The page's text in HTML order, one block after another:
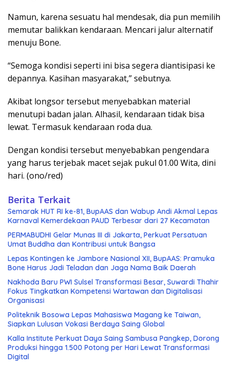
Namun, karena sesuatu hal mendesak, dia pun memilih
memutar balikkan kendaraan. Mencari jalur alternatif
menuju Bone.
“Semoga kondisi seperti ini bisa segera diantisipasi ke
depannya. Kasihan masyarakat,” sebutnya.
Akibat longsor tersebut menyebabkan material
menutupi badan jalan. Alhasil, kendaraan tidak bisa
lewat. Termasuk kendaraan roda dua.
Dengan kondisi tersebut menyebabkan pengendara
yang harus terjebak macet sejak pukul 01.00 Wita, dini
hari. (ono/red)
Berita Terkait
Semarak HUT RI ke-81, BupAAS dan Wabup Andi Akmal Lepas
Karnaval Kemerdekaan PAUD Terbesar dari 27 Kecamatan
PERMABUDHI Gelar Munas III di Jakarta, Perkuat Persatuan
Umat Buddha dan Kontribusi untuk Bangsa
Lepas Kontingen ke Jambore Nasional XII, BupAAS: Pramuka
Bone Harus Jadi Teladan dan Jaga Nama Baik Daerah
Nakhoda Baru PWI Sulsel Transformasi Besar, Suwardi Thahir
Fokus Tingkatkan Kompetensi Wartawan dan Digitalisasi
Organisasi
Politeknik Bosowa Lepas Mahasiswa Magang ke Taiwan,
Siapkan Lulusan Vokasi Berdaya Saing Global
Kalla Institute Perkuat Daya Saing Sambusa Pangkep, Dorong
Produksi hingga 1.500 Potong per Hari Lewat Transformasi
Digital